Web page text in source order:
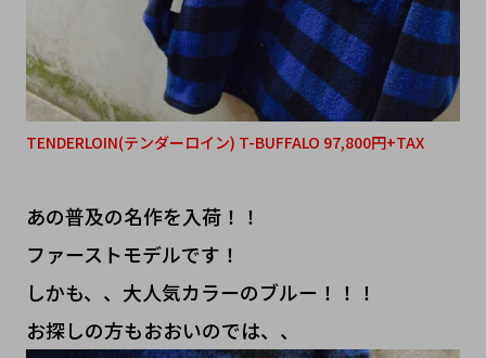
TENDERLOIN(テンダーロイン) T-BUFFALO 97,800円+TAX
あの普及の名作を入荷！！
ファーストモデルです！
しかも、、大人気カラーのブルー！！！
お探しの方もおおいのでは、、